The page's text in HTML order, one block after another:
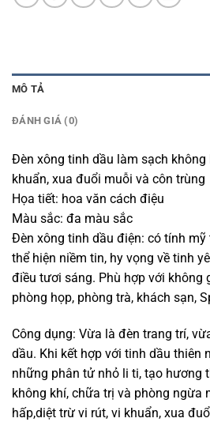
MÔ TẢ
ĐÁNH GIÁ (0)
Đèn xông tinh dầu làm sạch không
khuẩn, xua đuổi muỗi và côn trùng
Họa tiết: hoa văn cách điệu
Màu sắc: đa màu sắc
Đèn xông tinh dầu điện: có tính
thể hiện niềm tin, hy vọng về tinh
điều tươi sáng. Phù hợp với không
phòng họp, phòng trà, khách sạn,
Công dụng: Vừa là đèn trang trí,
dầu. Khi kết hợp với tinh dầu thiên
những phân tử nhỏ li ti, tạo hương
không khí, chữa trị và phòng ngừa
hấp,diệt trừ vi rút, vi khuẩn, xua